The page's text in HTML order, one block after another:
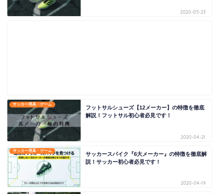
2020-05-23
サッカー用具・ゲーム
フットサルシューズ【12メーカー】の特徴を徹底
解説！フットサル初心者必見です！
2020-04-21
サッカー用具・ゲーム
サッカースパイク『6大メーカー』の特徴を徹底解
説！サッカー初心者必見です！
2020-04-19